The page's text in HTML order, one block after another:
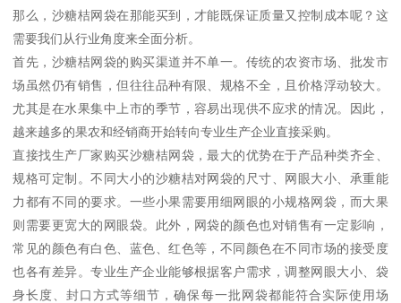
那么，沙糖桔网袋在那能买到，才能既保证质量又控制成本呢？这
需要我们从行业角度来全面分析。
首先，沙糖桔网袋的购买渠道并不单一。传统的农资市场、批发市
场虽然仍有销售，但往往品种有限、规格不全，且价格浮动较大。
尤其是在水果集中上市的季节，容易出现供不应求的情况。因此，
越来越多的果农和经销商开始转向专业生产企业直接采购。
直接找生产厂家购买沙糖桔网袋，最大的优势在于产品种类齐全、
规格可定制。不同大小的沙糖桔对网袋的尺寸、网眼大小、承重能
力都有不同的要求。一些小果需要用细网眼的小规格网袋，而大果
则需要更宽大的网眼袋。此外，网袋的颜色也对销售有一定影响，
常见的颜色有白色、蓝色、红色等，不同颜色在不同市场的接受度
也各有差异。专业生产企业能够根据客户需求，调整网眼大小、袋
身长度、封口方式等细节，确保每一批网袋都能符合实际使用场